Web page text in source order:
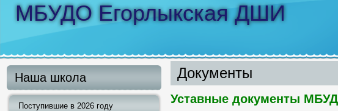
МБУДО Егорлыкская ДШИ
Наша школа
Поступившие в 2026 году
Документы
Уставные документы